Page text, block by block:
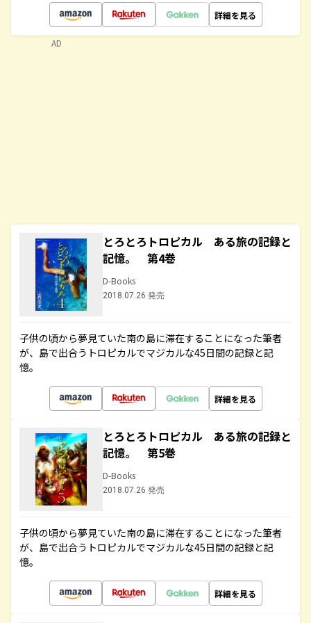
詳細を見る
とろとろトロピカル ある旅の記録と
記憶。 第4巻
D-Books
2018.07.26 発売
子供の頃から夢見ていた南の島に滞在することになった筆者
が、島で出合うトロピカルでマジカルな45日間の記録と記
憶。
詳細を見る
とろとろトロピカル ある旅の記録と
記憶。 第5巻
D-Books
2018.07.26 発売
子供の頃から夢見ていた南の島に滞在することになった筆者
が、島で出合うトロピカルでマジカルな45日間の記録と記
憶。
詳細を見る
AD